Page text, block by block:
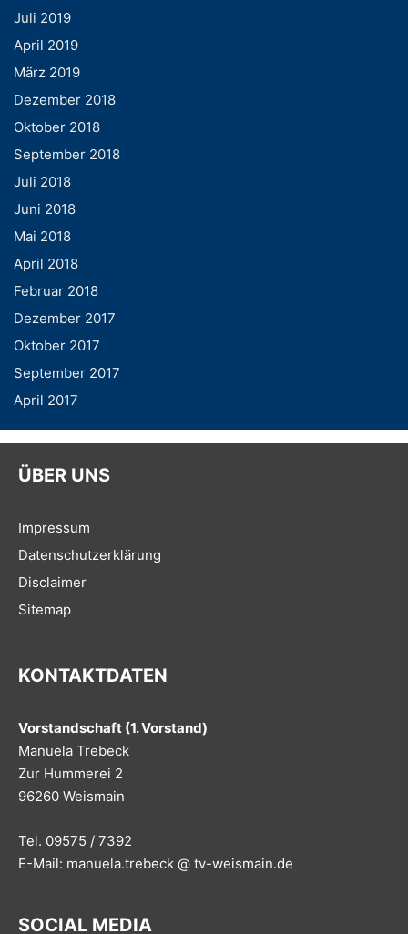
Juli 2019
April 2019
März 2019
Dezember 2018
Oktober 2018
September 2018
Juli 2018
Juni 2018
Mai 2018
April 2018
Februar 2018
Dezember 2017
Oktober 2017
September 2017
April 2017
ÜBER UNS
Impressum
Datenschutzerklärung
Disclaimer
Sitemap
KONTAKTDATEN
Vorstandschaft (1. Vorstand)
Manuela Trebeck
Zur Hummerei 2
96260 Weismain
Tel. 09575 / 7392
E-Mail: manuela.trebeck @ tv-weismain.de
SOCIAL MEDIA